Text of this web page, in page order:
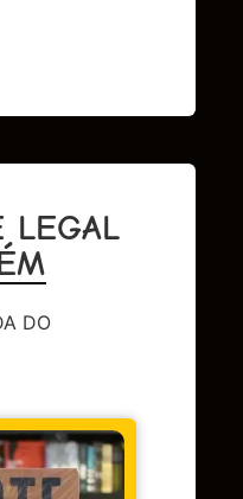
LEGAL
DO